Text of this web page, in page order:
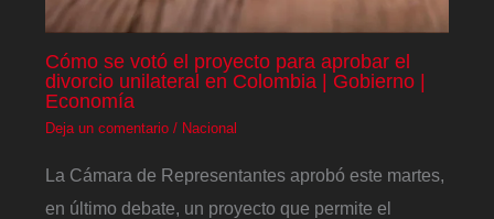
Cómo se votó el proyecto para aprobar el
divorcio unilateral en Colombia | Gobierno |
Economía
Deja un comentario / Nacional
La Cámara de Representantes aprobó este martes,
en último debate, un proyecto que permite el